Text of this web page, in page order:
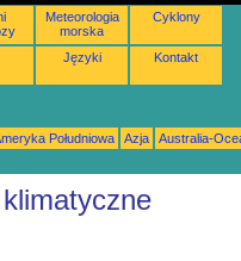
Meteorologia
morska
Cyklony
Języki Kontakt
Południowa Azja
Australia-